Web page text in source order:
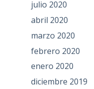
julio 2020
abril 2020
marzo 2020
febrero 2020
enero 2020
diciembre 2019